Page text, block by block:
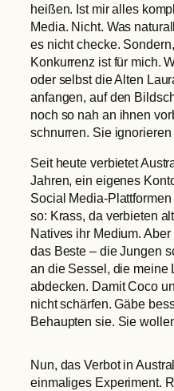
heißen. Ist mir alles
Media. Nicht. Was
es nicht checke.
Konkurrenz ist für mich.
oder selbst die Alten
anfangen, auf den
noch so nah an ihnen
schnurren. Sie ignorieren
Seit heute verbietet
Jahren, ein eigenes
Social Media-
so: Krass, da verbieten
Natives ihr Medium.
das Beste – die Jungen
an die Sessel, die meine
abdecken. Damit Coco
nicht schärfen. Gäbe
Behaupten sie. Sie
Nun, das Verbot in
einmaliges Experiment.